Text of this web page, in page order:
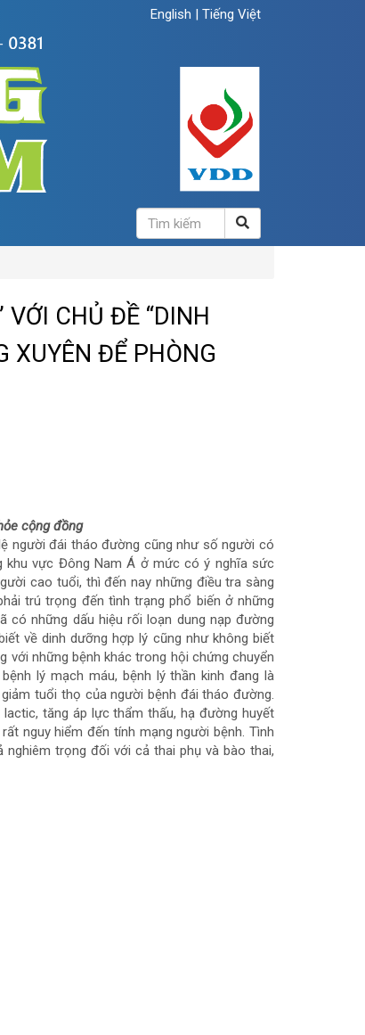
English | Tiếng Việt
VỚI CHỦ ĐỀ “DINH
XUYÊN ĐỂ PHÒNG
cộngđồng
người đái tháo đường cũng như số người có
vực Đông Nam Á ở mức có ý nghĩa sức
cao tuổi, thì đến nay những điều tra sàng
trú trọng đến tình trạng phổ biến ở những
có những dấu hiệu rối loạn dung nạp đường
về dinh dưỡng hợp lý cũng như không biết
với những bệnh khác trong hội chứng chuyển
lý mạch máu, bệnh lý thần kinh đang là
tuổi thọ của người bệnh đái tháo đường.
tăng áp lực thẩm thấu, hạ đường huyết
nguy hiểm đến tính mạng người bệnh. Tình
trọng đối với cả thai phụ và bào thai,